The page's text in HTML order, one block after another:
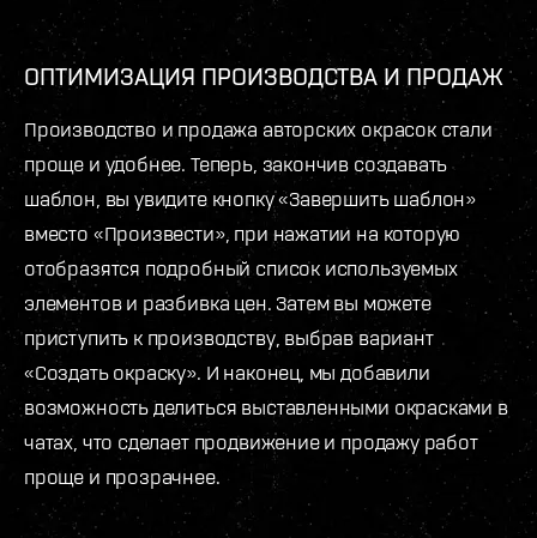
ОПТИМИЗАЦИЯ ПРОИЗВОДСТВА И ПРОДАЖ
Производство и продажа авторских окрасок стали
проще и удобнее. Теперь, закончив создавать
шаблон, вы увидите кнопку «Завершить шаблон»
вместо «Произвести», при нажатии на которую
отобразятся подробный список используемых
элементов и разбивка цен. Затем вы можете
приступить к производству, выбрав вариант
«Создать окраску». И наконец, мы добавили
возможность делиться выставленными окрасками в
чатах, что сделает продвижение и продажу работ
проще и прозрачнее.